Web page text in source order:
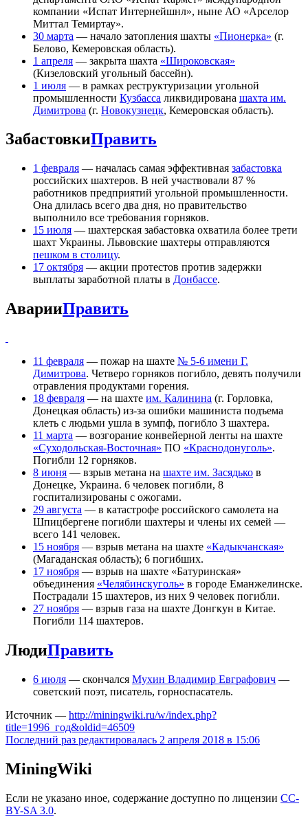
компании «Испат Интернейшнл», ныне АО «Арселор
Миттал Темиртау».
30 марта — начало затопления шахты «Пионерка» (г.
Белово, Кемеровская область).
1 апреля — закрыта шахта «Широковская»
(Кизеловский угольный бассейн).
1 июля — в рамках реструктуризации угольной
промышленности Кузбасса ликвидирована шахта им.
Димитрова (г. Новокузнецк, Кемеровская область).
ЗабастовкиПравить
1 февраля — началась самая эффективная забастовка
российских шахтеров. В ней участвовали 87 %
работников предприятий угольной промышленности.
Она длилась всего два дня, но правительство
выполнило все требования горняков.
15 июля — шахтерская забастовка охватила более трети
шахт Украины. Львовские шахтеры отправляются
пешком в столицу.
17 октября — акции протестов против задержки
выплаты заработной платы в Донбассе.
АварииПравить
11 февраля — пожар на шахте № 5-6 имени Г.
Димитрова. Четверо горняков погибло, девять получили
отравления продуктами горения.
18 февраля — на шахте им. Калинина (г. Горловка,
Донецкая область) из-за ошибки машиниста подъема
клеть с людьми ушла в зумпф, погибло 3 шахтера.
11 марта — возгорание конвейерной ленты на шахте
«Суходольская-Восточная» ПО «Краснодонуголь».
Погибли 12 горняков.
8 июня — взрыв метана на шахте им. Засядько в
Донецке, Украина. 6 человек погибли, 8
госпитализированы с ожогами.
29 августа — в катастрофе российского самолета на
Шпицбергене погибли шахтеры и члены их семей —
всего 141 человек.
15 ноября — взрыв метана на шахте «Кадыкчанская»
(Магаданская область); 6 погибших.
17 ноября — взрыв на шахте «Батуринская»
объединения «Челябинскуголь» в городе Еманжелинске.
Пострадали 15 шахтеров, из них 9 человек погибли.
27 ноября — взрыв газа на шахте Донгкун в Китае.
Погибли 114 шахтеров.
ЛюдиПравить
6 июля — скончался Мухин Владимир Евграфович —
советский поэт, писатель, горноспасатель.
Источник — http://miningwiki.ru/w/index.php?
title=1996_год&oldid=46509
Последний раз редактировалась 2 апреля 2018 в 15:06
MiningWiki
Если не указано иное, содержание доступно по лицензии CC-
BY-SA 3.0.